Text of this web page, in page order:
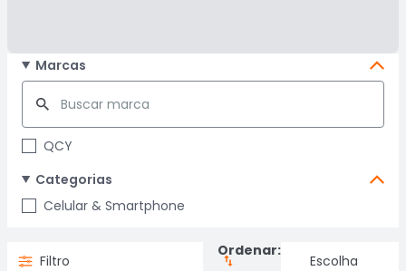
Marcas
QCY
Categorias
Celular & Smartphone
Filtro
Ordenar: